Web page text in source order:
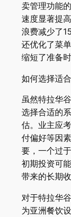
卖管理功能
速度显著提
浪费减少了
还优化了菜
缩短了准备时
如何选择适
虽然特拉华
选择合适的
估。业主应
付偏好等因
要，一个过
初期投资可
带来的长期
对于特拉华
为亚洲餐饮